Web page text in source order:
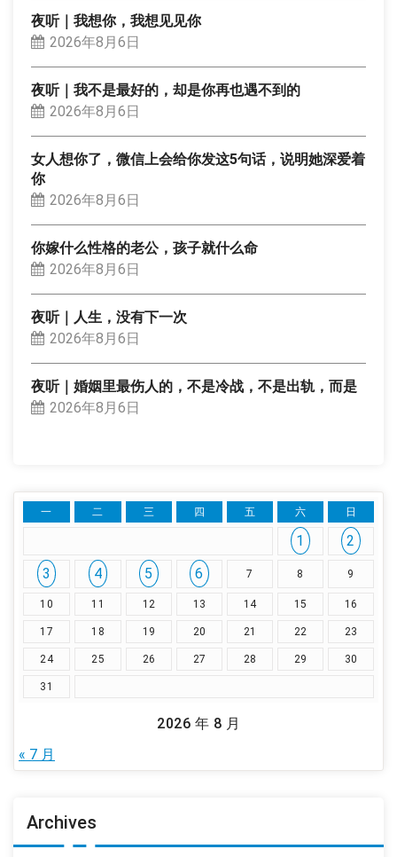
夜听｜我想你，我想见见你
2026年8月6日
夜听｜我不是最好的，却是你再也遇不到的
2026年8月6日
女人想你了，微信上会给你发这5句话，说明她深爱着
你
2026年8月6日
你嫁什么性格的老公，孩子就什么命
2026年8月6日
夜听｜人生，没有下一次
2026年8月6日
夜听｜婚姻里最伤人的，不是冷战，不是出轨，而是
2026年8月6日
2026 年 8 月
一 二 三 四 五 六 日
1
2
3
4 5 6 7 8 9
10 11 12 13 14 15 16
17 18 19 20 21 22 23
24 25 26 27 28 29 30
31
« 7 月
Archives